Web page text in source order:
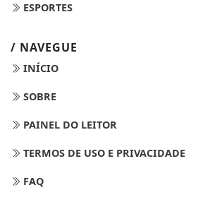
ESPORTES
/ NAVEGUE
INÍCIO
SOBRE
PAINEL DO LEITOR
TERMOS DE USO E PRIVACIDADE
FAQ